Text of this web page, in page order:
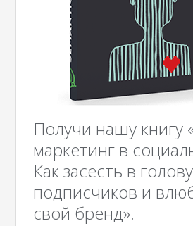
Получи нашу книгу
маркетинг в
Как засесть в голову
подписчиков и
свой бренд».